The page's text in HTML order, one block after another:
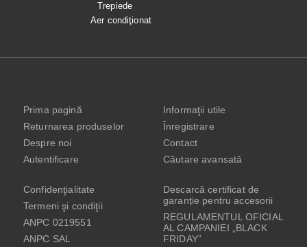
Trepiede
Aer condiţionat
Prima pagină
Returnarea produselor
Despre noi
Autentificare
Informaţii utile
Înregistrare
Contact
Căutare avansată
Confidenţialitate
Termeni şi condiţii
ANPC 0219551
ANPC SAL
Descarcă certificat de
garanție pentru accesorii
REGULAMENTUL OFICIAL
AL CAMPANIEI „BLACK
FRIDAY”